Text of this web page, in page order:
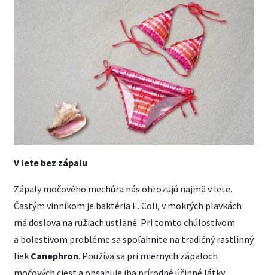
V lete bez zápalu
Zápaly močového mechúra nás ohrozujú najmä v lete.
Častým vinníkom je baktéria E. Coli, v mokrých plavkách
má doslova na ružiach ustlané. Pri tomto chúlostivom
a bolestivom probléme sa spoľahnite na tradičný rastlinný
liek Canephron. Používa sa pri miernych zápaloch
močových ciest a obsahuje iba prírodné účinné látky,